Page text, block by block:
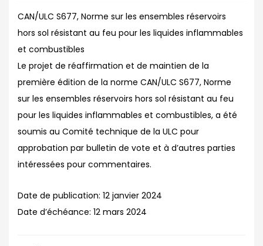
CAN/ULC S677, Norme sur les ensembles réservoirs
hors sol résistant au feu pour les liquides inflammables
et combustibles
Le projet de réaffirmation et de maintien de la
première édition de la norme CAN/ULC S677, Norme
sur les ensembles réservoirs hors sol résistant au feu
pour les liquides inflammables et combustibles, a été
soumis au Comité technique de la ULC pour
approbation par bulletin de vote et à d’autres parties
intéressées pour commentaires.
Date de publication: 12 janvier 2024
Date d’échéance: 12 mars 2024